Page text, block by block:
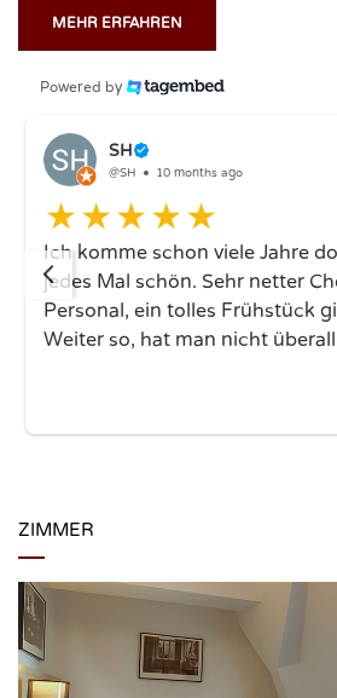
MEHR ERFAHREN
Powered by
SH
@SH 10 months ago
Ich komme schon viele Jahre
jedes Mal schön. Sehr netter
Personal, ein tolles Frühstück
Weiter so, hat man nicht
ZIMMER